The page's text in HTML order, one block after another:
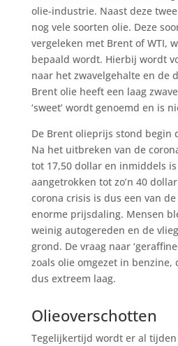
olie-industrie. Naast deze
nog vele soorten olie. Deze
vergeleken met Brent of WTI,
bepaald wordt. Hierbij wordt
naar het zwavelgehalte en de
Brent olie heeft een laag
‘sweet’ wordt genoemd en is
De Brent olieprijs stond begin
Na het uitbreken van de
tot 17,50 dollar en inmiddels
aangetrokken tot zo’n 40 dollar
corona crisis is dus een van
enorme prijsdaling. Mensen
weinig autogereden en de
grond. De vraag naar
zoals olie omgezet in benzine,
dus extreem laag.
Olieoverschotten
Tegelijkertijd wordt er al tijden